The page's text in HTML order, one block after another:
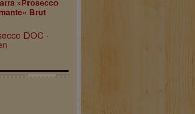
Brut
DOC ·